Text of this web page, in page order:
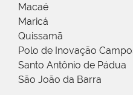
Macaé
Maricá
Quissamã
Polo de Inovação
Santo Antônio de Pádua
São João da Barra